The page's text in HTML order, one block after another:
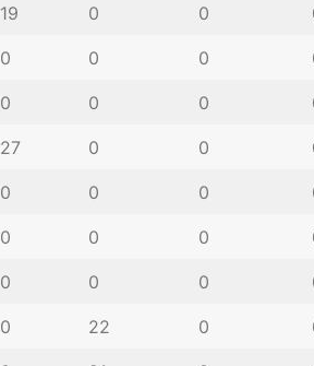
19 0 0
0 0 0
0 0 0
27 0 0
0 0 0
0 0 0
0 0 0
0 22 0